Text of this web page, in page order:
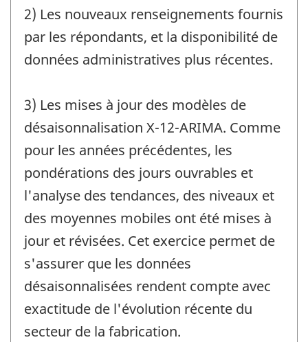
2) Les nouveaux renseignements fournis
par les répondants, et la disponibilité de
données administratives plus récentes.
3) Les mises à jour des modèles de
désaisonnalisation X-12-ARIMA. Comme
pour les années précédentes, les
pondérations des jours ouvrables et
l'analyse des tendances, des niveaux et
des moyennes mobiles ont été mises à
jour et révisées. Cet exercice permet de
s'assurer que les données
désaisonnalisées rendent compte avec
exactitude de l'évolution récente du
secteur de la fabrication.